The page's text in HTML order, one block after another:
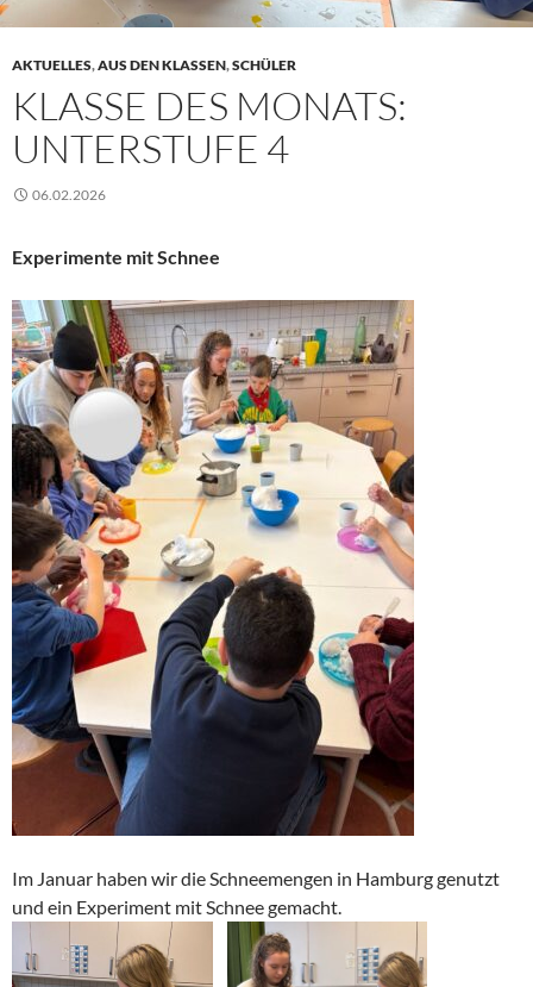
AKTUELLES,AUS DEN KLASSEN,SCHÜLER
KLASSE DES MONATS:
UNTERSTUFE 4
06.02.2026
Experimente mit Schnee
Im Januar haben wir die Schneemengen in Hamburg genutzt
und ein Experiment mit Schnee gemacht.